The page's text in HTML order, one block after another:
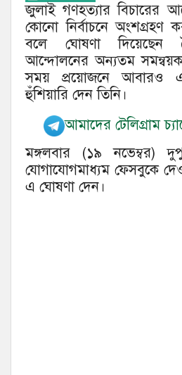
জুলাই গণহত্যার বিচারের
কোনো নির্বাচনে অংশগ্রহণ
বলে ঘোষণা দিয়েছেন
আন্দোলনের অন্যতম
সময় প্রয়োজনে আবারও
হুঁশিয়ারি দেন তিনি।
আমাদের টেলিগ্রাম
মঙ্গলবার (১৯ নভেম্বর)
যোগাযোগমাধ্যম ফেসবুকে
এ ঘোষণা দেন।